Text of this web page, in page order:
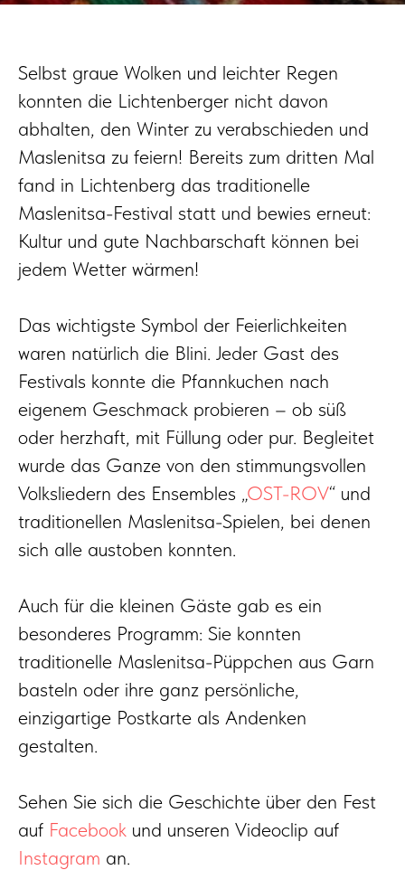
Selbst graue Wolken und leichter Regen
konnten die Lichtenberger nicht davon
abhalten, den Winter zu verabschieden und
Maslenitsa zu feiern! Bereits zum dritten Mal
fand in Lichtenberg das traditionelle
Maslenitsa-Festival statt und bewies erneut:
Kultur und gute Nachbarschaft können bei
jedem Wetter wärmen!
Das wichtigste Symbol der Feierlichkeiten
waren natürlich die Blini. Jeder Gast des
Festivals konnte die Pfannkuchen nach
eigenem Geschmack probieren – ob süß
oder herzhaft, mit Füllung oder pur. Begleitet
wurde das Ganze von den stimmungsvollen
Volksliedern des Ensembles „OST-ROV“ und
traditionellen Maslenitsa-Spielen, bei denen
sich alle austoben konnten.
Auch für die kleinen Gäste gab es ein
besonderes Programm: Sie konnten
traditionelle Maslenitsa-Püppchen aus Garn
basteln oder ihre ganz persönliche,
einzigartige Postkarte als Andenken
gestalten.
Sehen Sie sich die Geschichte über den Fest
auf Facebook und unseren Videoclip auf
Instagram an.